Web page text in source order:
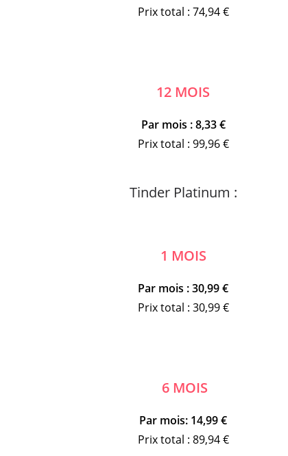
Prix total : 74,94 €
12 MOIS
Par mois : 8,33 €
Prix total : 99,96 €
Tinder Platinum :
1 MOIS
Par mois : 30,99 €
Prix total : 30,99 €
6 MOIS
Par mois: 14,99 €
Prix total : 89,94 €